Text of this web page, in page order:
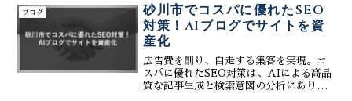
割を担っています。特に中央区は札幌の
中心地。競合も多く、効...
ブログ
砂川市でコスパに優れたSEO
対策！AIブログでサイトを資
産化
広告費を削り、自走する集客を実現。コ
スパに優れたSEO対策は、AIによる高品
質な記事生成と検索意図の分析にありま